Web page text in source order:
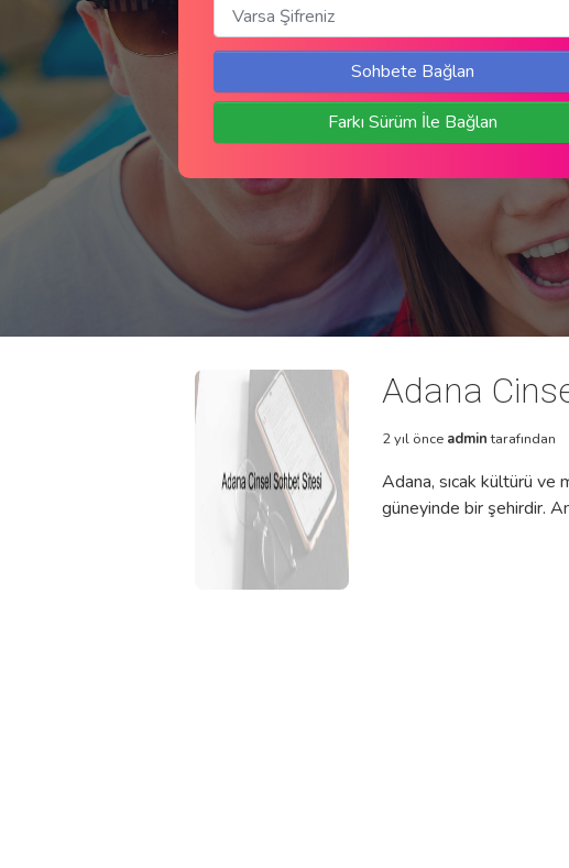
Sohbete Bağlan
Farkı Sürüm İle Bağlan
Adana
2 yıl önce admintarafından
Adana, sıcak kültürü ve
güneyinde bir şehirdir.